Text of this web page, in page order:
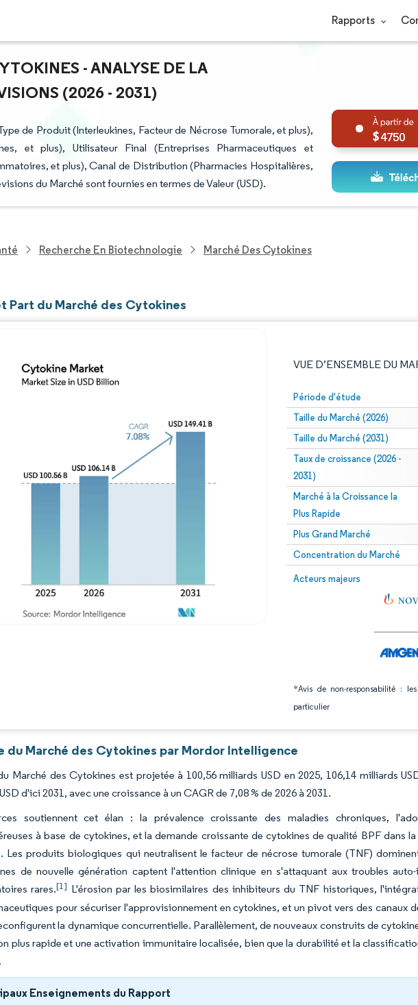
Rapports
- ANALYSE DE LA
(2026 - 2031)
de Produit (Interleukines, Facteur de Nécrose Tumorale, et plus),
et plus), Utilisateur Final (Entreprises Pharmaceutiques et
et plus), Canal de Distribution (Pharmacies Hospitalières,
du Marché sont fournies en termes de Valeur (USD).
4750
Recherche En Biotechnologie Marché Des Cytokines
Part du Marché des Cytokines
VUE D’ENSEMBLE DU
Période d'étude
Taille du Marché (2026)
Taille du Marché (2031)
Taux de croissance (2026 -
2031)
Marché à la Croissance la
Plus Rapide
Plus Grand Marché
Concentration du Marché
Acteurs majeurs
*Avis de non-responsabilité :
particulier
Image © Mordor Intelligence. La
Image © Mordor Intelligence. La réutilisation nécessite une attribution sous CC BY 4.0.
du Marché des Cytokines par Mordor Intelligence
Marché des Cytokines est projetée à 100,56 milliards USD en 2025, 106,14 milliards
d'ici 2031, avec une croissance à un CAGR de 7,08 % de 2026 à 2031.
soutiennent cet élan : la prévalence croissante des maladies chroniques,
à base de cytokines, et la demande croissante de cytokines de qualité BPF dans
Les produits biologiques qui neutralisent le facteur de nécrose tumorale (TNF)
de nouvelle génération captent l'attention clinique en s'attaquant aux troubles
rares.[1] L'érosion par les biosimilaires des inhibiteurs du TNF historiques,
pour sécuriser l'approvisionnement en cytokines, et un pivot vers des canaux
la dynamique concurrentielle. Parallèlement, de nouveaux construits de
plus rapide et une activation immunitaire localisée, bien que la durabilité et la
Enseignements du Rapport